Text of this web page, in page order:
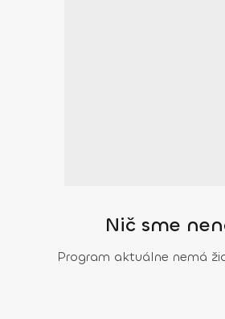
Nič sme
Program aktuálne nemá